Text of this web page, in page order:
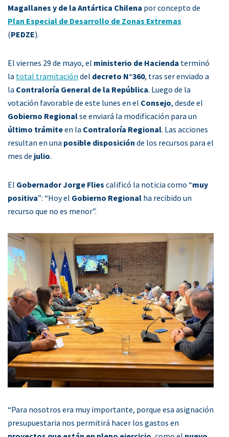
Magallanes y de la Antártica Chilena por concepto de
Plan Especial de Desarrollo de Zonas Extremas
(PEDZE).
El viernes 29 de mayo, el ministerio de Hacienda terminó
la total tramitación del decreto N°360, tras ser enviado a
la Contraloría General de la República. Luego de la
votación favorable de este lunes en el Consejo, desde el
Gobierno Regionalse enviará la modificación para un
último trámiteen la Contraloría Regional. Las acciones
resultan en una posible disposición de los recursos para el
mes de julio.
El Gobernador Jorge Flies calificó la noticia como “muy
positiva”: “Hoy el Gobierno Regional ha recibido un
recurso que no es menor”.
“Para nosotros era muy importante, porque esa asignación
presupuestaria nos permitirá hacer los gastos en